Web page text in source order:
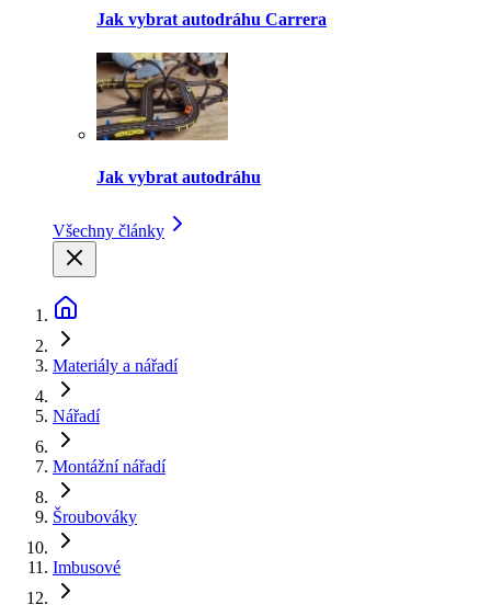
Jak vybrat autodráhu Carrera
Jak vybrat autodráhu
Všechny články
Materiály a nářadí
Nářadí
Montážní nářadí
Šroubováky
Imbusové